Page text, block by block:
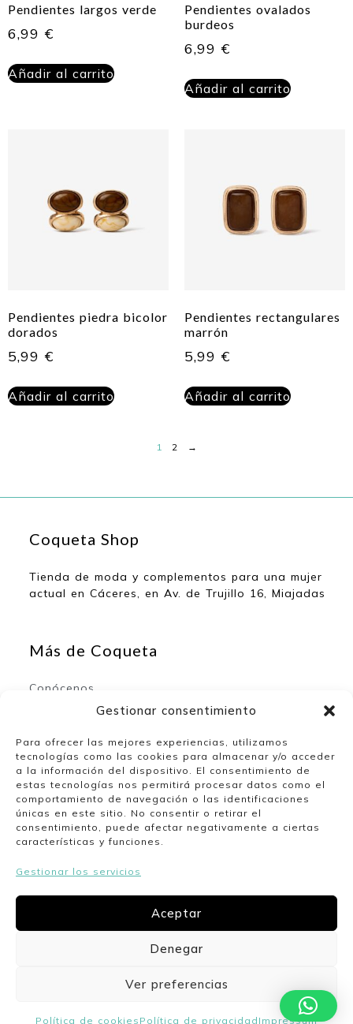
Gestionar consentimiento
Para ofrecer las mejores experiencias, utilizamos
tecnologías como las cookies para almacenar y/o acceder
a la información del dispositivo. El consentimiento de
estas tecnologías nos permitirá procesar datos como el
comportamiento de navegación o las identificaciones
únicas en este sitio. No consentir o retirar el
consentimiento, puede afectar negativamente a ciertas
características y funciones.
Gestionar los servicios
Aceptar
Denegar
Ver preferencias
Política de cookies Política de privacidad Impressum
Pendientes largos verde
6,99 €
Añadir al carrito
Pendientes ovalados
burdeos
6,99 €
Añadir al carrito
Pendientes piedra bicolor
dorados
5,99 €
Añadir al carrito
Pendientes rectangulares
marrón
5,99 €
Añadir al carrito
1 2 →
Coqueta Shop
Tienda de moda y complementos para una mujer
actual en Cáceres, en Av. de Trujillo 16, Miajadas
Más de Coqueta
Conócenos
Mi espacio
Mi cuenta
Lista de deseos
Nuestro horario
Lunes a viernes de 10:00 a 13:30 y de 17:00 a
20:00. Sábados de 10:00 a 14:00.
Politica de privacidadEnvíos y devoluciones